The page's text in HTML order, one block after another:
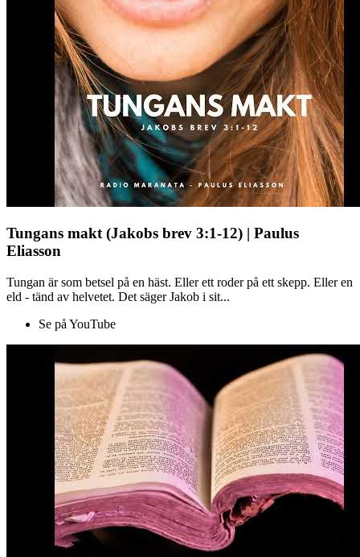
Tungans makt (Jakobs brev 3:1-12) | Paulus
Eliasson
Tungan är som betsel på en häst. Eller ett roder på ett skepp. Eller en
eld - tänd av helvetet. Det säger Jakob i sit...
Se på YouTube